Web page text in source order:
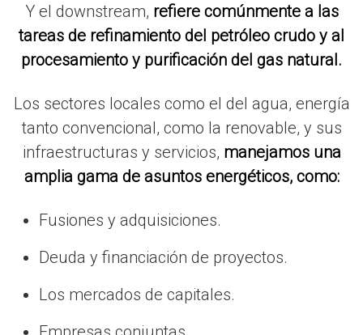
Y el downstream, refiere comúnmente a las
tareas de refinamiento del petróleo crudo y al
procesamiento y purificación del gas natural.
Los sectores locales como el del agua, energía
tanto convencional, como la renovable, y sus
infraestructuras y servicios, manejamos una
amplia gama de asuntos energéticos, como:
Fusiones y adquisiciones.
Deuda y financiación de proyectos.
Los mercados de capitales.